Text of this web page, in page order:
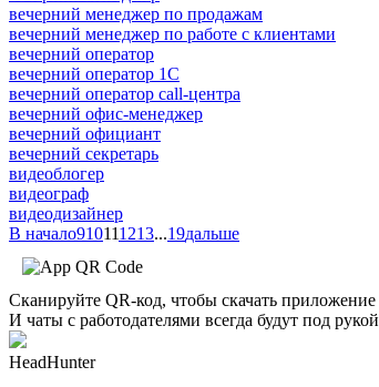
вечерний менеджер по продажам
вечерний менеджер по работе с клиентами
вечерний оператор
вечерний оператор 1С
вечерний оператор call-центра
вечерний офис-менеджер
вечерний официант
вечерний секретарь
видеоблогер
видеограф
видеодизайнер
В начало910111213...19дальше
Сканируйте QR-код, чтобы скачать приложение
И чаты с работодателями всегда будут под рукой
HeadHunter